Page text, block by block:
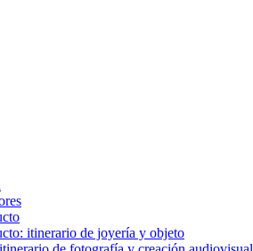
itinerario de joyería y objeto